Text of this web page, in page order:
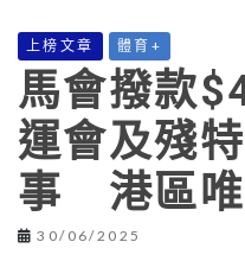
上榜文章 體育+
馬會撥款
運會及殘
事 港區唯
30/06/2025